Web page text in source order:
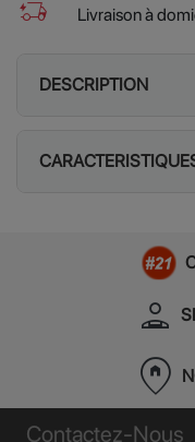
delivery_truck_bolt Livraison à
DESCRIPTION
person_apron
home_pin
Contactez-Nous